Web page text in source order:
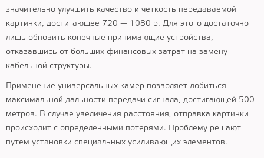
значительно улучшить качество и четкость передаваемой
картинки, достигающее 720 — 1080 р. Для этого достаточно
лишь обновить конечные принимающие устройства,
отказавшись от больших финансовых затрат на замену
кабельной структуры.
Применение универсальных камер позволяет добиться
максимальной дальности передачи сигнала, достигающей 500
метров. В случае увеличения расстояния, отправка картинки
происходит с определенными потерями. Проблему решают
путем установки специальных усиливающих элементов.